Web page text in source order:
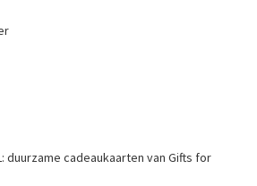
duurzame cadeaukaarten van Gifts for